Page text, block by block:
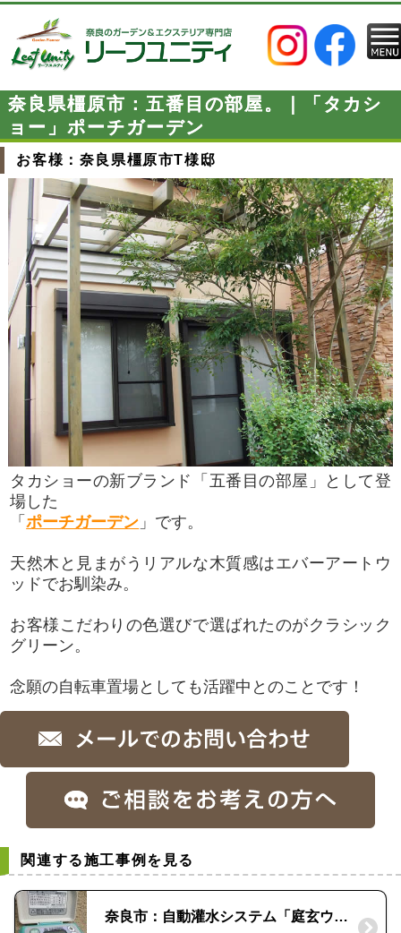
奈良県橿原市：五番目の部屋。｜「タカシ
ョー」ポーチガーデン
お客様：奈良県橿原市T様邸
タカショーの新ブランド「五番目の部屋」として登
場した
「ポーチガーデン 」です。
天然木と見まがうリアルな木質感はエバーアートウ
ッドでお馴染み。
お客様こだわりの色選びで選ばれたのがクラシック
グリーン。
念願の自転車置場としても活躍中とのことです！
関連する施工事例を見る
奈良市：自動灌水システム「庭玄ウォーター」 |タカショー